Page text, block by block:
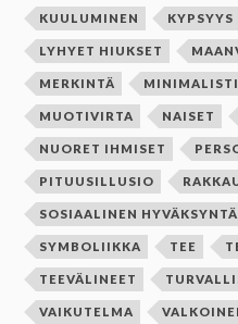
KUULUMINEN KYPSYYS
LYHYET HIUKSET
MERKINTÄ
MUOTIVIRTA NAISET
NUORET IHMISET
PITUUSILLUSIO
SOSIAALINEN HYVÄKSYNTÄ
SYMBOLIIKKA TEE
TEEVÄLINEET
VAIKUTELMA